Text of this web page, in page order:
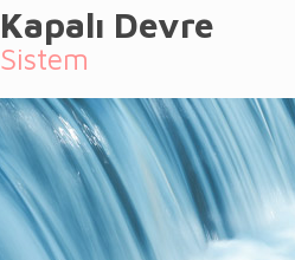
Kapalı Devre
Sistem